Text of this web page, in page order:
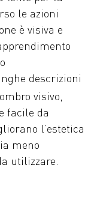
le azioni
è visiva e
descrizioni
visivo,
facile da
l’estetica
meno
utilizzare.